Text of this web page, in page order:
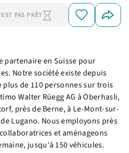
PAS PRÊT
partenaire en Suisse pour
Notre société existe depuis
plus de 110 personnes sur trois
Walter Rüegg AG à Oberhasli,
près de Berne, à Le-Mont-sur-
Lugano. Nous employons près
et aménageons
jusqu'à 150 véhicules.